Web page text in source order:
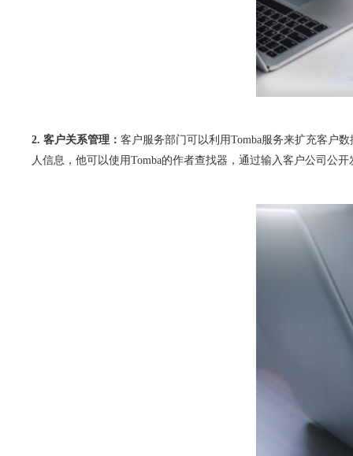
2. 客户关系管理： 客户服务部门可以利用Tomba服务来扩充客户
人信息，他可以使用Tomba的作者查找器，通过输入客户公司公